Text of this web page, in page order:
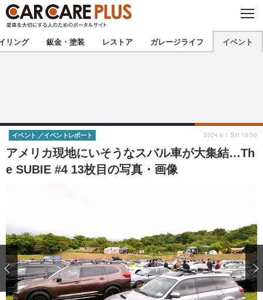
C
O
S
E
★カーケアプラス認定★ 厳選プロショップを地域から探す
甲信越 北陸
東海 関西
注目の記事
ショップレポート 愛車 File
自動車豆知識 ストップ！不具合修理＆粗悪修理
ディテイリング
ディテイリング 洗車
鈑金・塗装
リング 鈑金・塗装 レストア ガレージライフ イベント
アメリカ現地にいそうなスバル車が大集結…Th
e SUBIE #4 13枚目の写真・画像
イベント イベントレポート 2024.6.1 Sat 18:00